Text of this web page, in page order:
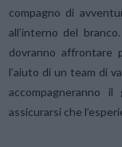
compagno di
all’interno del
dovranno affrontare
l’aiuto di un team di
accompagneranno
assicurarsi che